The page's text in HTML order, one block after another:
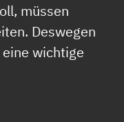
müssen
Deswegen
wichtige